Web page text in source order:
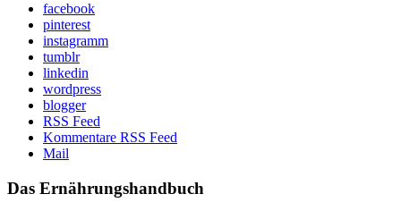
facebook
pinterest
instagramm
tumblr
linkedin
wordpress
blogger
RSS Feed
Kommentare RSS Feed
Mail
Das Ernährungshandbuch